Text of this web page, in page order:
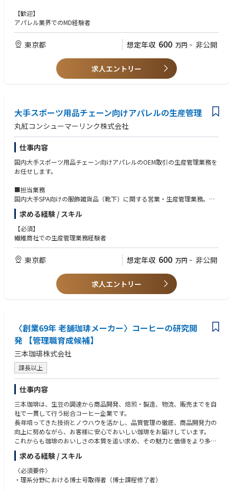
・量産の品質、進捗確認
【歓迎】
アパレル業界でのMD経験者
東京都 想定年収 600 万円 ~ 非公開
求人エントリー
大手スポーツ用品チェーン向けアパレルの生産管理
丸紅コンシューマーリンク株式会社
仕事内容
国内大手スポーツ用品チェーン向けアパレルのOEM取引の生産管理業務を
お任せします。
■担当業務
国内大手SPA向けの服飾雑貨品（靴下）に関する営業・生産管理業務。
・品質試験、確認、副資材の手配
・中国、ASEANのOEMを依頼する協力工場へのサンプル指示
・価格、納期確認
・量産の品質、進捗確認
求める経験 / スキル
【必須】
繊維商社での生産管理業務経験者
東京都 想定年収 600 万円 ~ 非公開
求人エントリー
〈創業69年 老舗珈琲メーカー〉コーヒーの研究開
発 【管理職育成候補】
三本珈琲株式会社
課長以上
仕事内容
三本珈琲は、生豆の調達から商品開発、焙煎・製造、物流、販売までを自
社で一貫して行う総合コーヒー企業です。
長年培ってきた技術とノウハウを活かし、品質管理の徹底、商品開発力の
向上に努めながら、お客様に安心でおいしい珈琲をお届けしています。
これからも珈琲のおいしさの本質を追い求め、その魅力と価値をより多く
のお客様へお届けしてまいります。
69年間黒字経営の安定した経営基盤を持つ中で、常に美味しいコーヒーを
求め続け、挑戦を重ねてきました。
求める経験 / スキル
〈必須要件〉
・理系分野における博士号取得者（博士課程修了者）